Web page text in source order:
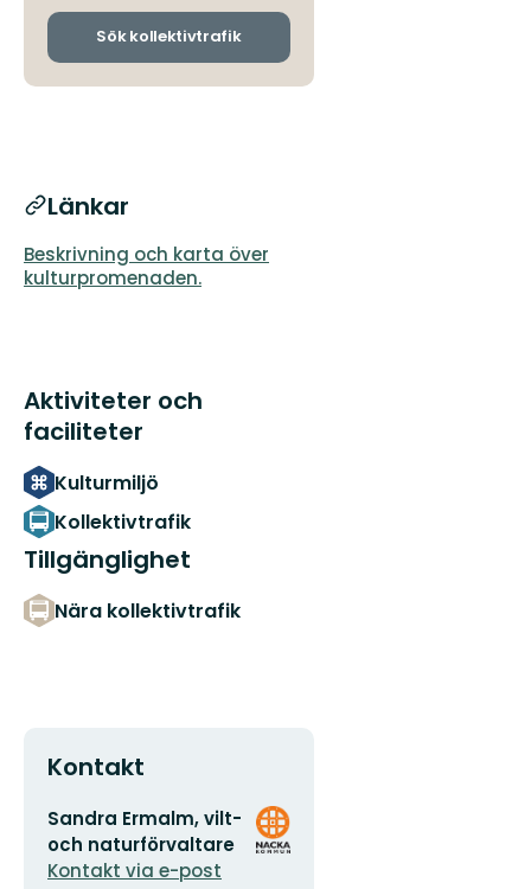
och
Sök kollektivtrafik
Länkar
Beskrivning och karta över
kulturpromenaden.
Aktiviteter och
faciliteter
Kulturmiljö
Kollektivtrafik
Tillgänglighet
Nära kollektivtrafik
Kontakt
E-
postadress
Sandra Ermalm, vilt-
och naturförvaltare
Kontakt via e-post
Organisationens
logotyp